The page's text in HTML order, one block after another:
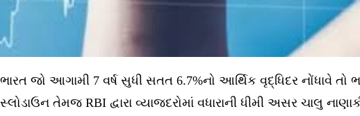
ભારત જો આગામી 7 વર્ષ સુધી સતત 6.7%નો આર્થિક વૃદ્ધિદર નોંધાવે તો
સ્લોડાઉન તેમજ RBI દ્વારા વ્યાજદરોમાં વધારાની ધીમી અસર ચાલુ